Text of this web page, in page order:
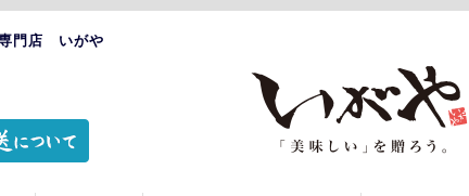
門店 いがや